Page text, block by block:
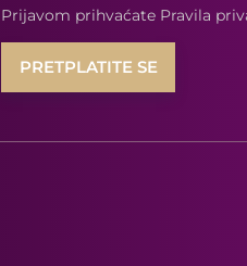
Prijavom prihvaćate Pravila